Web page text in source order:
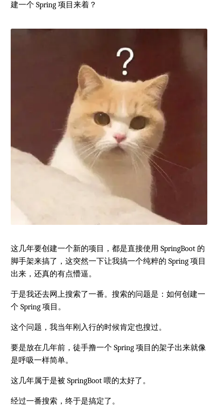
建一个 Spring 项目来着？
这几年要创建一个新的项目，都是直接使用 SpringBoot 的
脚手架来搞了，这突然一下让我搞一个纯粹的 Spring 项目
出来，还真的有点懵逼。
于是我还去网上搜索了一番。搜索的问题是：如何创建一
个 Spring 项目。
这个问题，我当年刚入行的时候肯定也搜过。
要是放在几年前，徒手撸一个 Spring 项目的架子出来就像
是呼吸一样简单。
这几年属于是被 SpringBoot 喂的太好了。
经过一番搜索，终于是搞定了。